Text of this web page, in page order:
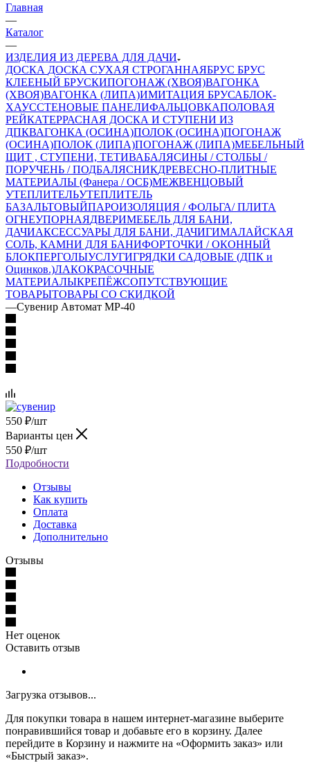
Главная
—
Каталог
—
ИЗДЕЛИЯ ИЗ ДЕРЕВА ДЛЯ ДАЧИ
ДОСКА ДОСКА СУХАЯ СТРОГАННАЯБРУС БРУС
КЛЕЕНЫЙ БРУСКИПОГОНАЖ (ХВОЯ)ВАГОНКА
(ХВОЯ)ВАГОНКА (ЛИПА)ИМИТАЦИЯ БРУСАБЛОК-
ХАУССТЕНОВЫЕ ПАНЕЛИФАЛЬЦОВКАПОЛОВАЯ
РЕЙКАТЕРРАСНАЯ ДОСКА И СТУПЕНИ ИЗ
ДПКВАГОНКА (ОСИНА)ПОЛОК (ОСИНА)ПОГОНАЖ
(ОСИНА)ПОЛОК (ЛИПА)ПОГОНАЖ (ЛИПА)МЕБЕЛЬНЫЙ
ЩИТ , СТУПЕНИ, ТЕТИВАБАЛЯСИНЫ / СТОЛБЫ /
ПОРУЧЕНЬ / ПОДБАЛЯСНИКДРЕВЕСНО-ПЛИТНЫЕ
МАТЕРИАЛЫ (Фанера / ОСБ)МЕЖВЕНЦОВЫЙ
УТЕПЛИТЕЛЬУТЕПЛИТЕЛЬ
БАЗАЛЬТОВЫЙПАРОИЗОЛЯЦИЯ / ФОЛЬГА/ ПЛИТА
ОГНЕУПОРНАЯДВЕРИМЕБЕЛЬ ДЛЯ БАНИ,
ДАЧИАКСЕССУАРЫ ДЛЯ БАНИ, ДАЧИГИМАЛАЙСКАЯ
СОЛЬ, КАМНИ ДЛЯ БАНИФОРТОЧКИ / ОКОННЫЙ
БЛОКПЕРГОЛЫУСЛУГИГРЯДКИ САДОВЫЕ (ДПК и
Оцинков.)ЛАКОКРАСОЧНЫЕ
МАТЕРИАЛЫКРЕПЁЖСОПУТСТВУЮЩИЕ
ТОВАРЫТОВАРЫ СО СКИДКОЙ
—Сувенир Автомат МР-40
550 ₽/шт
Варианты цен
550 ₽/шт
Подробности
Отзывы
Как купить
Оплата
Доставка
Дополнительно
Отзывы
Нет оценок
Оставить отзыв
Загрузка отзывов...
Для покупки товара в нашем интернет-магазине выберите
понравившийся товар и добавьте его в корзину. Далее
перейдите в Корзину и нажмите на «Оформить заказ» или
«Быстрый заказ».